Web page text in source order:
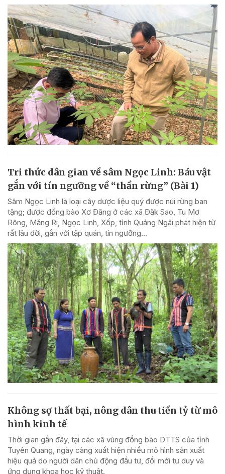
Tri thức dân gian về sâm Ngọc Linh: Báu vật
gắn với tín ngưỡng về “thần rừng” (Bài 1)
Sâm Ngọc Linh là loại cây dược liệu quý được núi rừng ban
tặng; được đồng bào Xơ Đăng ở các xã Đăk Sao, Tu Mơ
Rông, Măng Ri, Ngọc Linh, Xốp, tỉnh Quảng Ngãi phát hiện từ
rất lâu đời, gắn với tập quán, tín ngưỡng...
Không sợ thất bại, nông dân thu tiền tỷ từ mô
hình kinh tế
Thời gian gần đây, tại các xã vùng đồng bào DTTS của tỉnh
Tuyên Quang, ngày càng xuất hiện nhiều mô hình sản xuất
hiệu quả do người dân chủ động đầu tư, đổi mới tư duy và
ứng dụng khoa học kỹ thuật.